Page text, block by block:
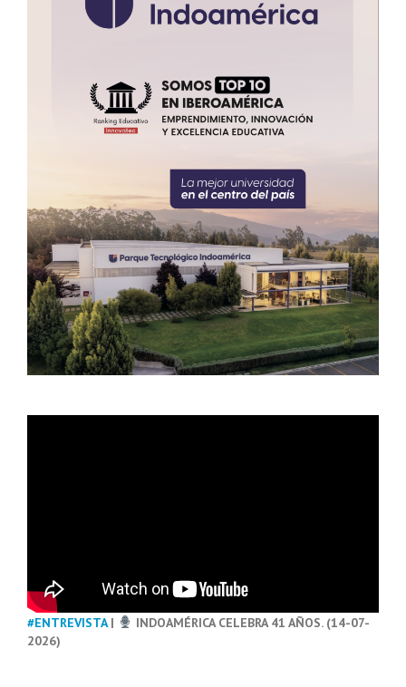
#ENTREVISTA|
INDOAMÉRICA CELEBRA 41 AÑOS. (14-07-
2026)